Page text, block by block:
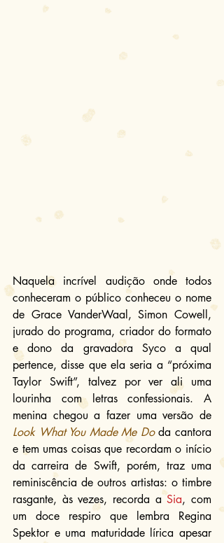
Naquela incrível audição onde todos
conheceram o público conheceu o nome
de Grace VanderWaal, Simon Cowell,
jurado do programa, criador do formato
e dono da gravadora Syco a qual
pertence, disse que ela seria a “próxima
Taylor Swift”, talvez por ver ali uma
lourinha com letras confessionais. A
Look What You Made Me Do da cantora
e tem umas coisas que recordam o início
da carreira de Swift, porém, traz uma
reminiscência de outros artistas: o timbre
rasgante, às vezes, recorda a Sia, com
um doce respiro que lembra Regina
Spektor e uma maturidade lírica apesar